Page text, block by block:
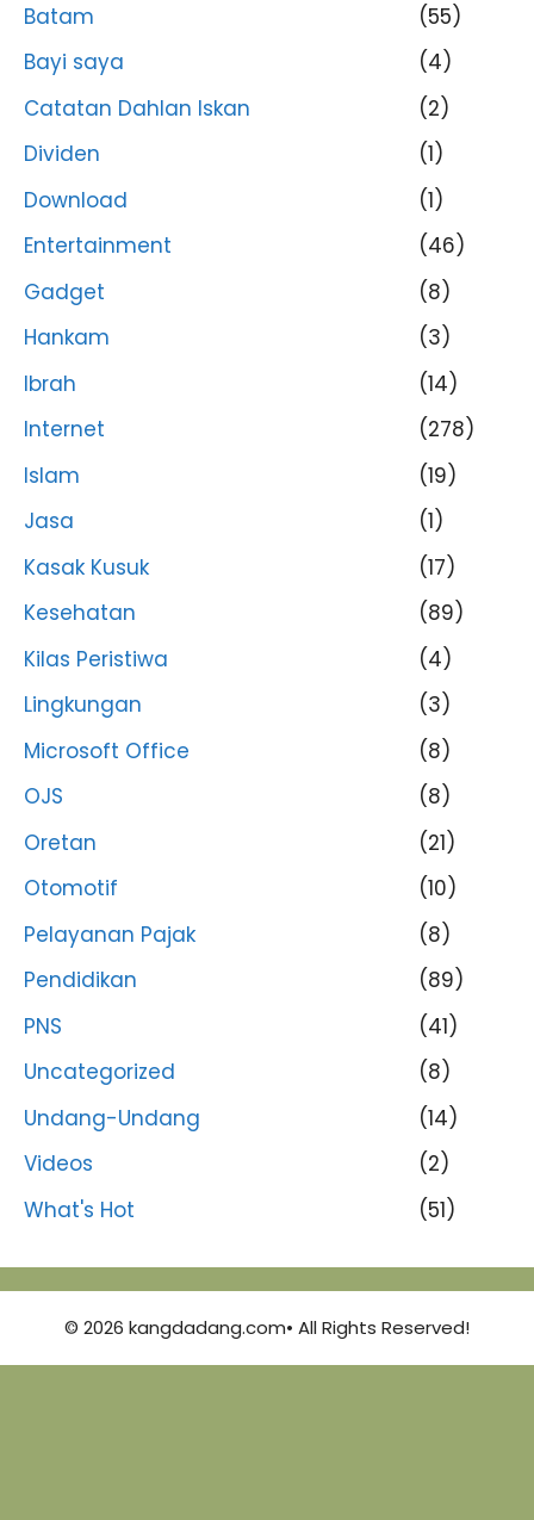
Batam
(55)
Bayi saya
(4)
Catatan Dahlan Iskan
(2)
Dividen
(1)
Download
(1)
Entertainment
(46)
Gadget
(8)
Hankam
(3)
Ibrah
(14)
Internet
(278)
Islam
(19)
Jasa
(1)
Kasak Kusuk
(17)
Kesehatan
(89)
Kilas Peristiwa
(4)
Lingkungan
(3)
Microsoft Office
(8)
OJS
(8)
Oretan
(21)
Otomotif
(10)
Pelayanan Pajak
(8)
Pendidikan
(89)
PNS
(41)
Uncategorized
(8)
Undang-Undang
(14)
Videos
(2)
What's Hot
(51)
© 2026 kangdadang.com• All Rights Reserved!